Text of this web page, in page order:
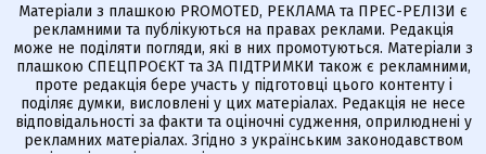
Матеріали з плашкою PROMOTED, РЕКЛАМА та ПРЕС-РЕЛІЗИ є
рекламними та публікуються на правах реклами. Редакція
може не поділяти погляди, які в них промотуються. Матеріали з
плашкою СПЕЦПРОЄКТ та ЗА ПІДТРИМКИ також є рекламними,
проте редакція бере участь у підготовці цього контенту і
поділяє думки, висловлені у цих матеріалах. Редакція не несе
відповідальності за факти та оціночні судження, оприлюднені у
рекламних матеріалах. Згідно з українським законодавством